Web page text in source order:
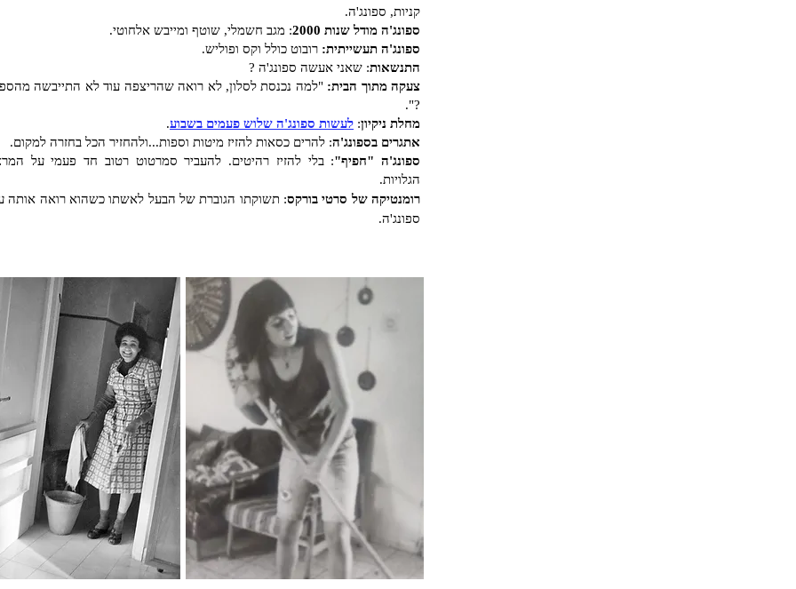
קניות, ספונג'ה.
ספונג'ה מודל שנות 2000
: מגב חשמלי, שוטף ומייבש אלחוטי.
ספונג'ה תעשייתית: רובוט כולל וקס ופוליש.
התנשאות: שאני אעשה ספונג'ה ?
צעקה מתוך הבית:"למה נכנסת לסלון, לא רואה שהריצפה עוד לא התייבשה
?".
מחלת ניקיון: לעשות ספונג'ה שלוש פעמים בשבוע.
אתגרים בספונג'ה: להרים כסאות להזיז מיטות וספות...ולהחזיר הכל בחזרה למקום.
ספונג'ה "חפיף": בלי להזיז רהיטים. להעביר סמרטוט רטוב חד פעמי על
הגלויות.
רומנטיקה של סרטי בורקס: תשוקתו הגוברת של הבעל לאשתו כשהוא רואה אותה
ספונג'ה.